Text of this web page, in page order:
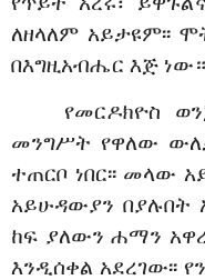
ለዘላለም አይታዩም፡፡
በእግዚአብሔር እጅ
የመርዶክዮስ
መንግሥት የዋለው
ተጠርቦ ነበር፡፡ መላው
አይሁዳውያን በያሉበት
ከፍ ያለውን ሐማን
እንዲሰቀል